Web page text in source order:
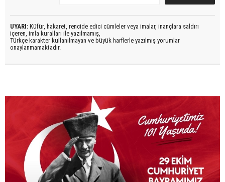
UYARI: Küfür, hakaret, rencide edici cümleler veya imalar, inançlara saldırı
içeren, imla kuralları ile yazılmamış,
Türkçe karakter kullanılmayan ve büyük harflerle yazılmış yorumlar
onaylanmamaktadır.